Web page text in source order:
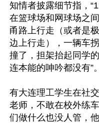
知情者披露细节指，
在篮球场和网球场之
甬路上行走（或者是
边上行走），一辆车
撞了，担架抬起同学
连本能的呻吟都没有”
有大连理工学生在社
老师，不敢在校外练
们做什么也没人管，